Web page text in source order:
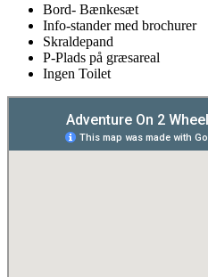
Bord- Bænkesæt
Info-stander med brochurer
Skraldepand
P-Plads på græsareal
Ingen Toilet